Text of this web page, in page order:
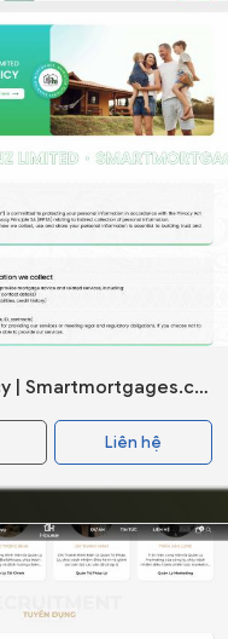
Privacy Policy | Smartmortgages.co.nz Limited
Liên hệ